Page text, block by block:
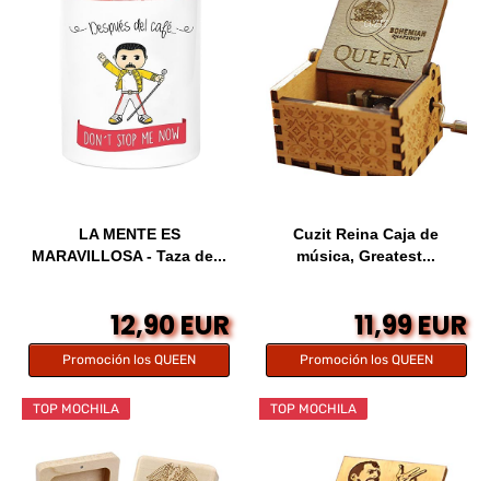
LA MENTE ES
MARAVILLOSA - Taza de...
12,90 EUR
Promoción los QUEEN
Cuzit Reina Caja de
música, Greatest...
11,99 EUR
Promoción los QUEEN
TOP MOCHILA TOP MOCHILA